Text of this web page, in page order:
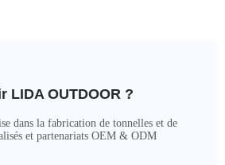
LIDA OUTDOOR ?
dans la fabrication de tonnelles et de
et partenariats OEM & ODM